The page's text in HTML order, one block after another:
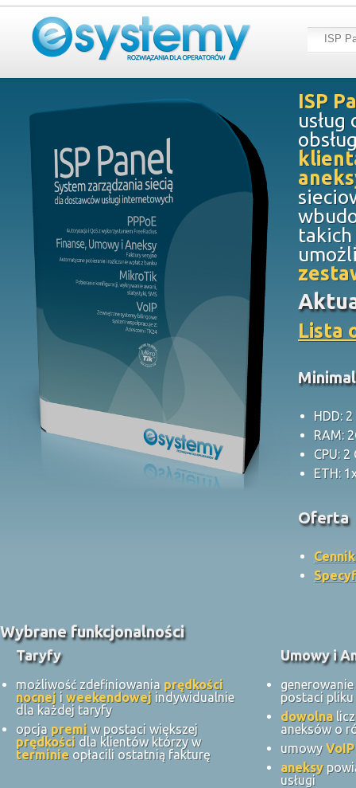
ISP
ISP
Lista
HDD:
RAM:
CPU: 2
ETH:
Oferta
Cennik
Wybrane funkcjonalności
Taryfy
możliwość zdefiniowania prędkości
nocnej i weekendowej indywidualnie
dla każdej taryfy
opcja premi w postaci większej
prędkości dla klientów którzy w
terminie opłacili ostatnią fakturę
Umowy i
generowanie
postaci pliku
dowolna
aneksów o
umowyVoIP
aneksy
usługi